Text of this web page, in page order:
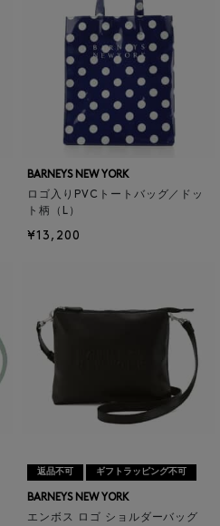
BARNEYS NEW YORK
ロゴ入りPVCトートバッグ／ドッ
ト柄（L）
¥13,200
返品不可 ギフトラッピング不可
BARNEYS NEW YORK
エンボス ロゴ ショルダーバッグ